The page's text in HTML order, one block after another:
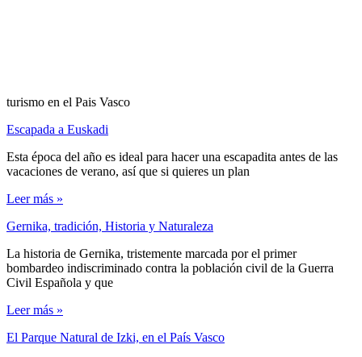
turismo en el Pais Vasco
Escapada a Euskadi
Esta época del año es ideal para hacer una escapadita antes de las
vacaciones de verano, así que si quieres un plan
Leer más »
Gernika, tradición, Historia y Naturaleza
La historia de Gernika, tristemente marcada por el primer
bombardeo indiscriminado contra la población civil de la Guerra
Civil Española y que
Leer más »
El Parque Natural de Izki, en el País Vasco